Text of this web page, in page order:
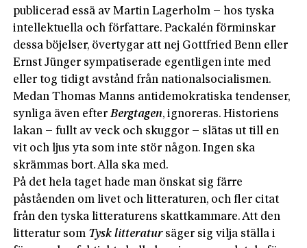
publicerad essä av Martin Lagerholm – hos tyska
intellektuella och författare. Packalén förminskar
dessa böjelser, övertygar att nej Gottfried Benn eller
Ernst Jünger sympatiserade egentligen inte med
eller tog tidigt avstånd från nationalsocialismen.
Medan Thomas Manns antidemokratiska tendenser,
synliga även efterBergtagen, ignoreras. Historiens
lakan – fullt av veck och skuggor – slätas ut till en
vit och ljus yta som inte stör någon. Ingen ska
skrämmas bort. Alla ska med.
På det hela taget hade man önskat sig färre
påståenden om livet och litteraturen, och fler citat
från den tyska litteraturens skattkammare. Att den
litteratur som Tysk litteratursäger sig vilja ställa i